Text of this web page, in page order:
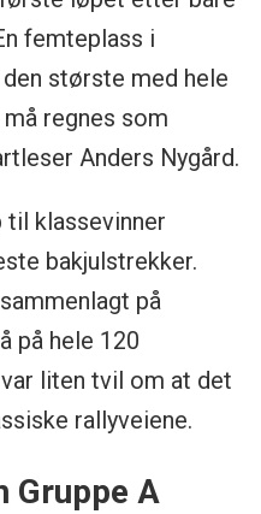
femteplass i
største med hele
regnes som
Anders Nygård.
til klassevinner
bakjulstrekker.
på
på hele 120
liten tvil om at det
rallyveiene.
Gruppe A